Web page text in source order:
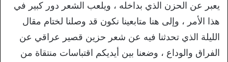
يعبر عن الحزن الذي بداخله ، ويلعب الشعر دور كبير في
هذا الأمر ، وإلى هنا متابعينا نكون قد وصلنا لختام مقال
الليلة الذي تحدثنا فيه عن شعر حزين قصير عراقي عن
الفراق والوداع ، وضعنا بين أيديكم اقتباسات منتقاة من